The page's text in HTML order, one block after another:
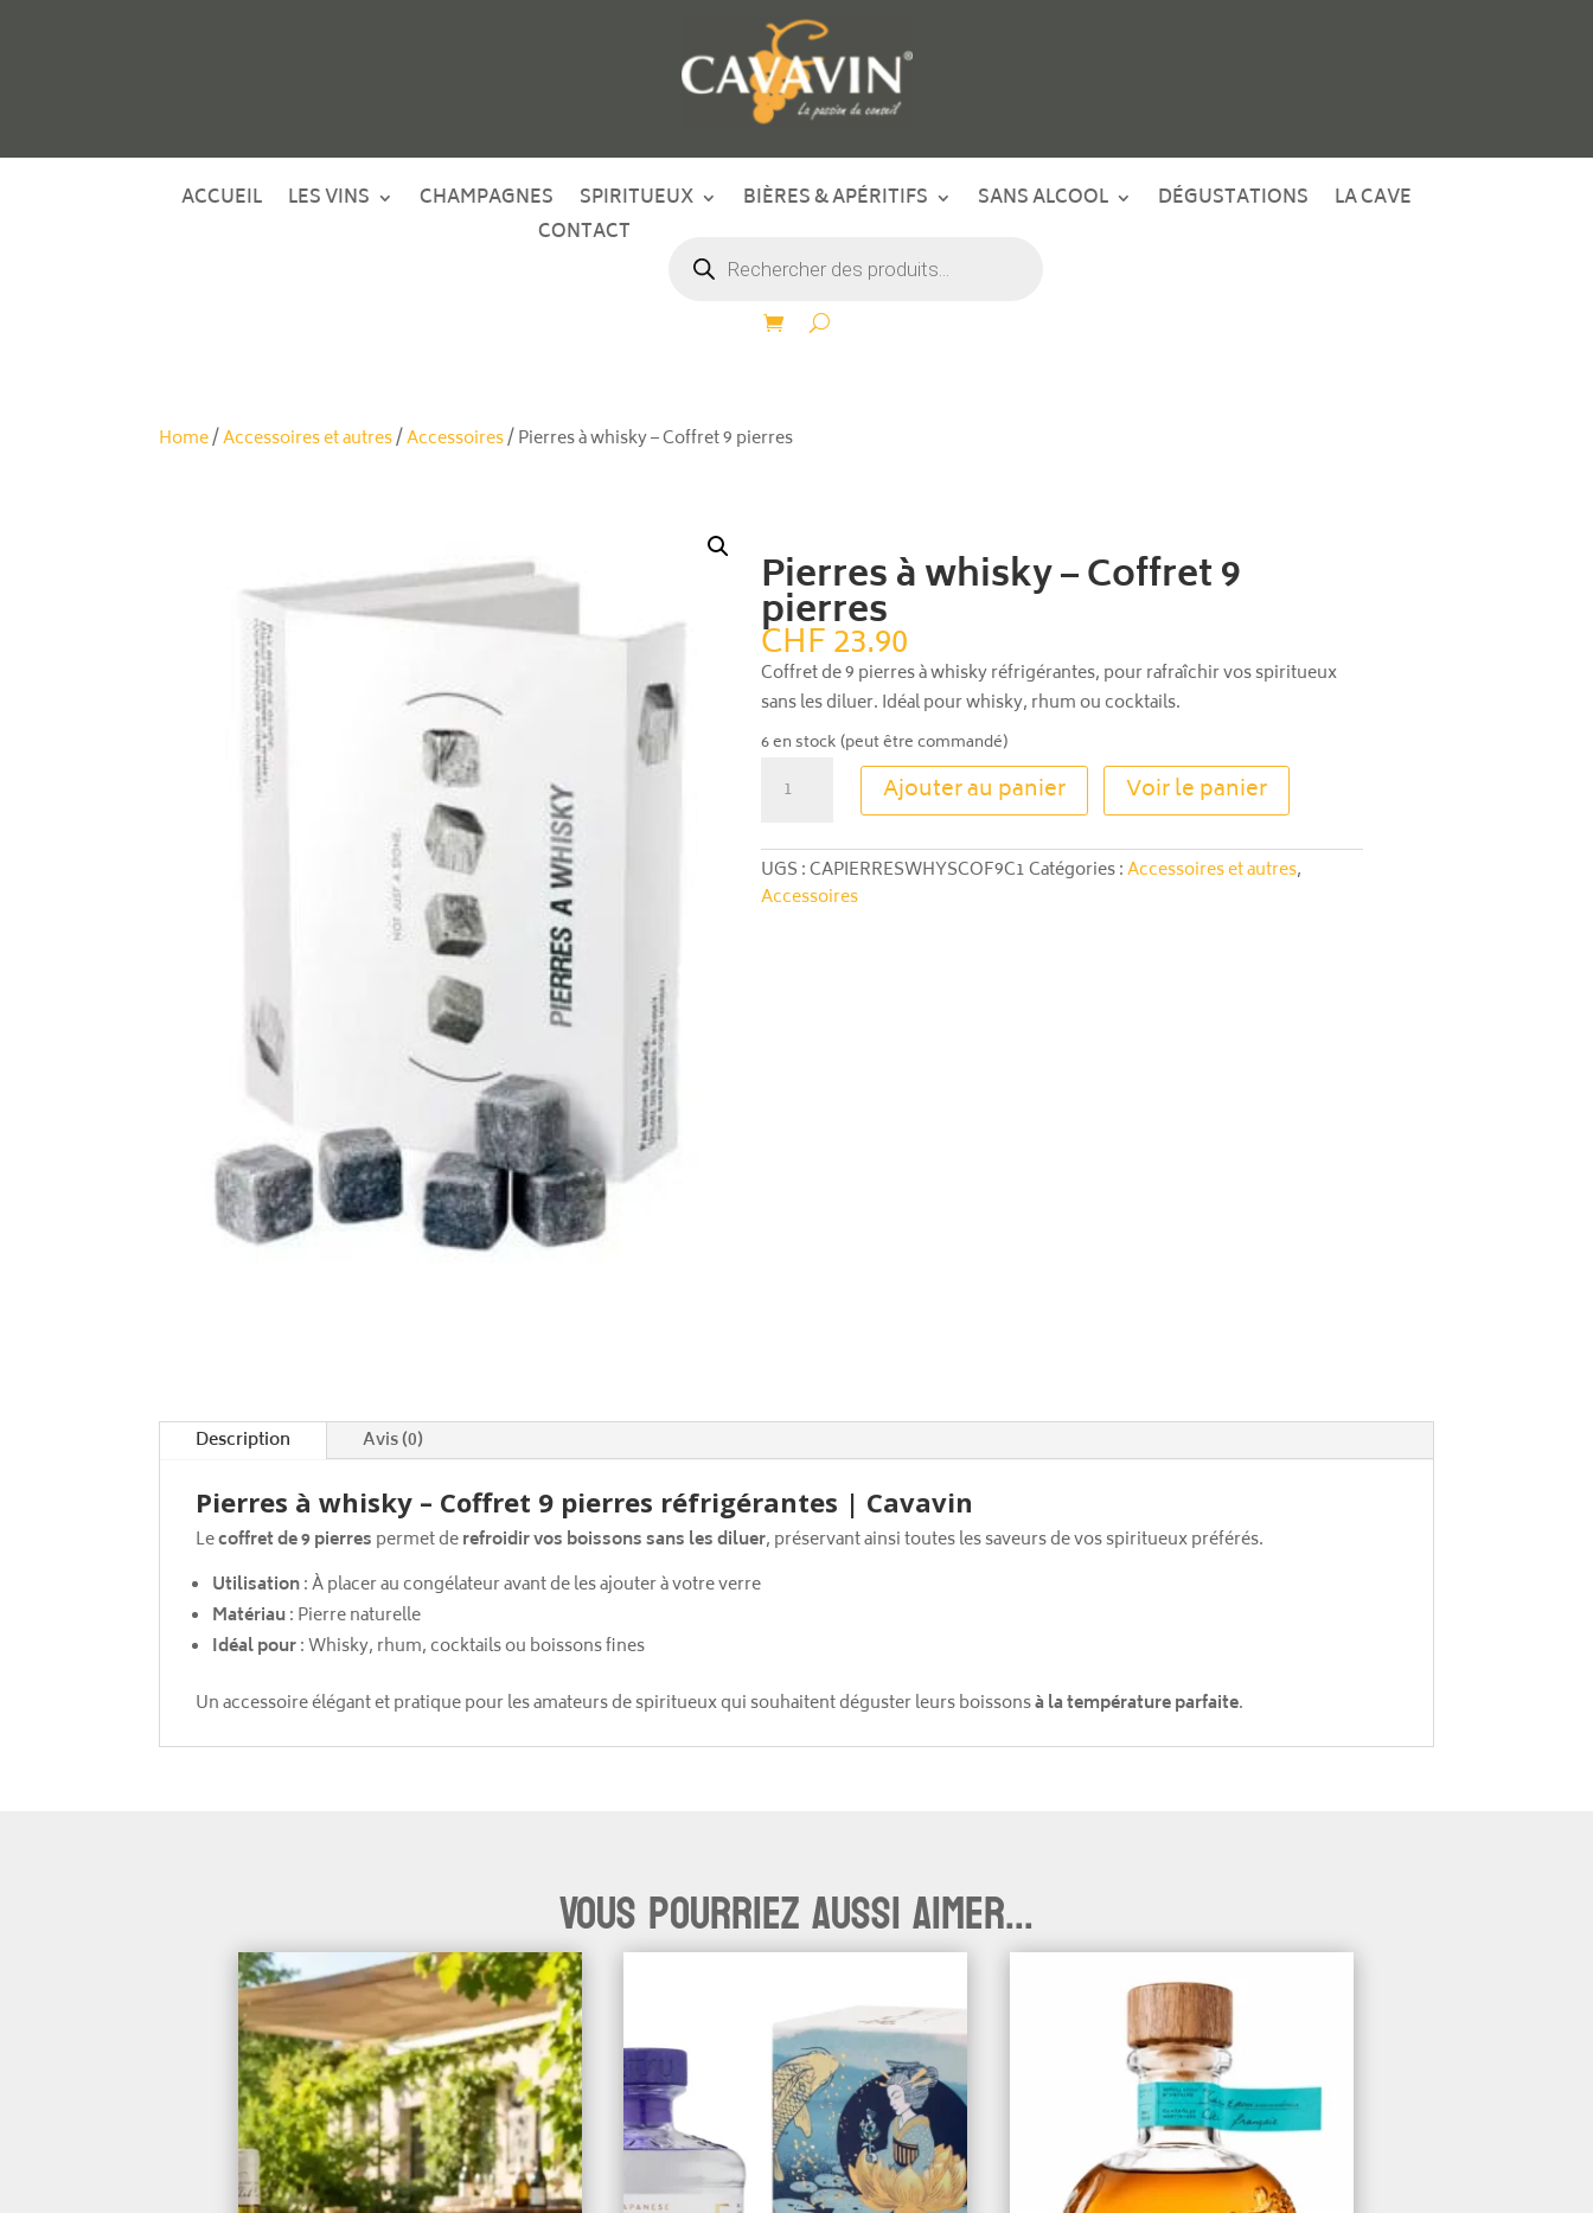
ACCUEIL LES VINS CHAMPAGNES SPIRITUEUX BIÈRES & APÉRITIFS SANS ALCOOL DÉGUSTATIONS
LA CAVE
CONTACT
produits
Home/Accessoires et autres/Accessoires/ Pierres à whisky – Coffret 9 pierres
Pierres à whisky – Coffret 9
pierres
CHF23.90
Coffret de 9 pierres à whisky réfrigérantes, pour rafraîchir vos spiritueux
sans les diluer. Idéal pour whisky, rhum ou cocktails.
6 en stock (peut être commandé)
à
whisky
–
Ajouter au panier Voir le panier
A
e
r
UGS :CAPIERRESWHYSCOF9C1Catégories :Accessoires et autres,
Accessoires
Description Avis (0)
Pierres à whisky – Coffret 9 pierres réfrigérantes | Cavavin
Lecoffret de 9 pierres permet derefroidir vos boissons sans les diluer, préservant ainsi toutes les saveurs de vos spiritueux préférés.
Utilisation: À placer au congélateur avant de les ajouter à votre verre
Matériau: Pierre naturelle
Idéal pour: Whisky, rhum, cocktails ou boissons fines
Un accessoire élégant et pratique pour les amateurs de spiritueux qui souhaitent déguster leurs boissonsà la température parfaite.
Vous pourriez aussi aimer...